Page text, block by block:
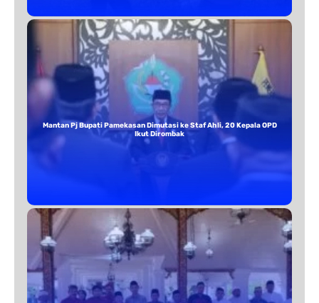
Mantan Pj Bupati Pamekasan Dimutasi ke Staf Ahli, 20 Kepala OPD
Ikut Dirombak